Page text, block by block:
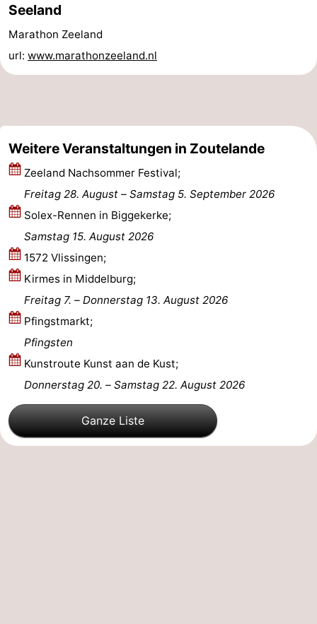
Seeland
Marathon Zeeland
url: www.marathonzeeland.nl
Weitere Veranstaltungen in Zoutelande
Zeeland Nachsommer Festival;
Freitag 28. August –
Samstag 5. September 2026
Solex-Rennen in Biggekerke;
Samstag 15. August 2026
1572 Vlissingen;
Kirmes in Middelburg;
Freitag 7. – Donnerstag 13. August 2026
Pfingstmarkt;
Pfingsten
Kunstroute Kunst aan de Kust;
Donnerstag 20. – Samstag 22. August 2026
Ganze Liste